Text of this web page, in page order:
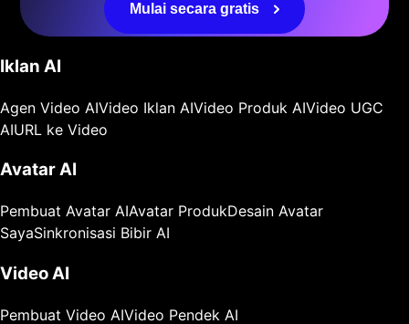
Mulai secara gratis
Iklan AI
Agen Video AIVideo Iklan AIVideo Produk AIVideo UGC
AIURL ke Video
Avatar AI
Pembuat Avatar AIAvatar ProdukDesain Avatar
SayaSinkronisasi Bibir AI
Video AI
Pembuat Video AIVideo Pendek AI